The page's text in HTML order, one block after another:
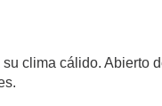
clima cálido.